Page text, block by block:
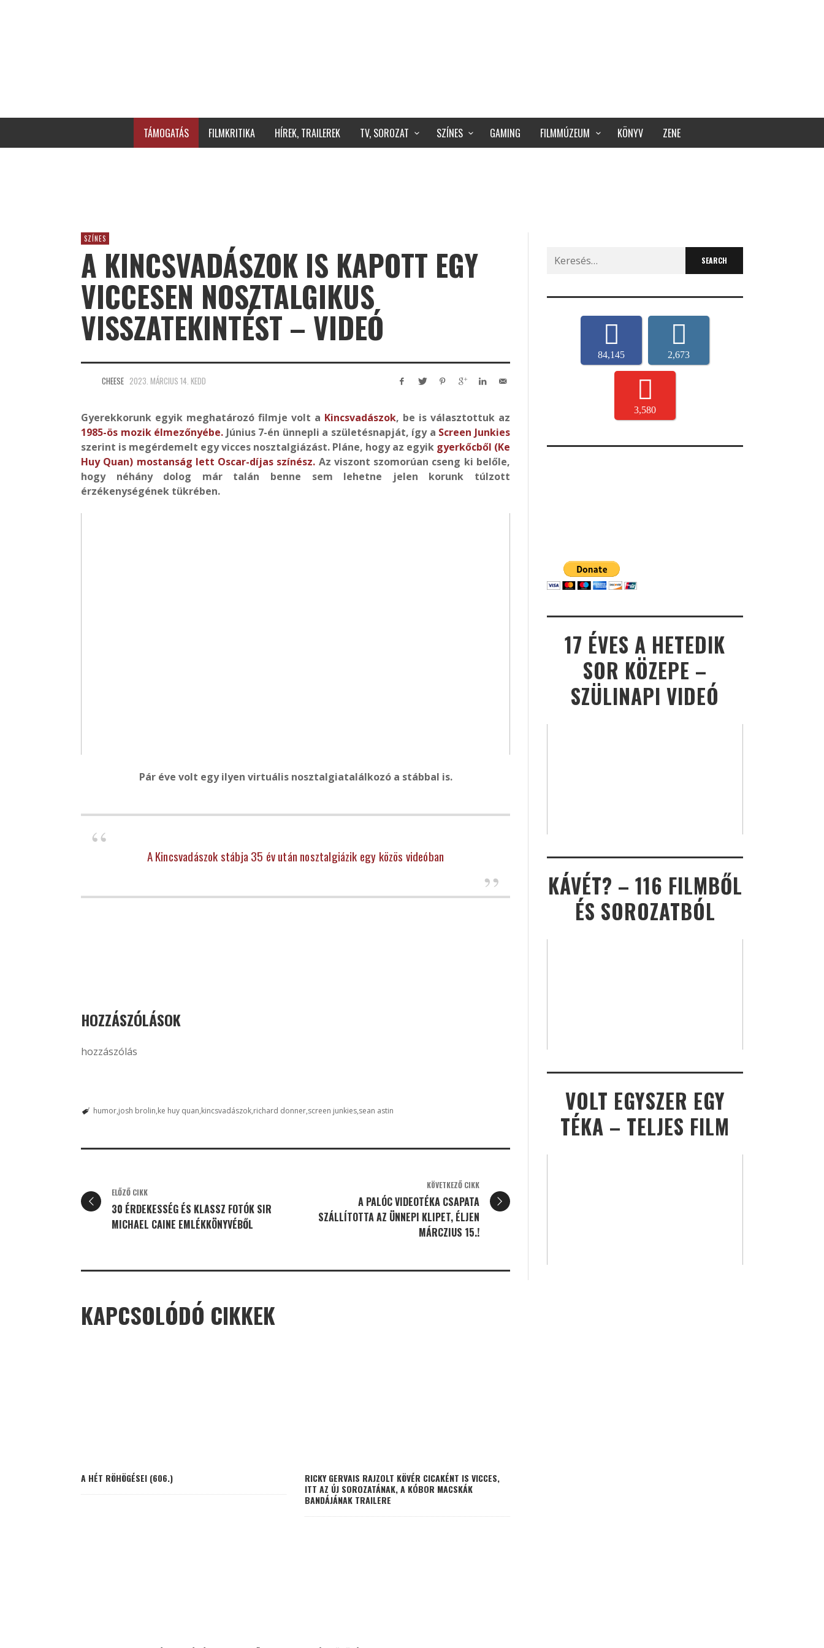
TÁMOGATÁS FILMKRITIKA HÍREK, TRAILEREK TV, SOROZAT SZÍNES GAMING FILMMÚZEUM KÖNYV ZENE
SZÍNES
A KINCSVADÁSZOK IS KAPOTT EGY
VICCESEN NOSZTALGIKUS
VISSZATEKINTÉST – VIDEÓ
CHEESE 2023. MÁRCIUS 14. KEDD
Gyerekkorunk egyik meghatározó filmje volt a Kincsvadászok, be is választottuk az
1985-ös mozik élmezőnyébe. Június 7-én ünnepli a születésnapját, így a Screen Junkies
szerint is megérdemelt egy vicces nosztalgiázást. Pláne, hogy az egyik gyerkőcből (Ke
Huy Quan) mostanság lett Oscar-díjas színész. Az viszont szomorúan cseng ki belőle,
hogy néhány dolog már talán benne sem lehetne jelen korunk túlzott
érzékenységének tükrében.
Pár éve volt egy ilyen virtuális nosztalgiatalálkozó a stábbal is.
A Kincsvadászok stábja 35 év után nosztalgiázik egy közös videóban
HOZZÁSZÓLÁSOK
hozzászólás
humor josh brolin ke huy quan kincsvadászok richard donner screen junkies sean astin
ELŐZŐ CIKK
30 ÉRDEKESSÉG ÉS KLASSZ FOTÓK SIR
MICHAEL CAINE EMLÉKKÖNYVÉBŐL
KÖVETKEZŐ CIKK
A PALÓC VIDEOTÉKA CSAPATA
SZÁLLÍTOTTA AZ ÜNNEPI KLIPET, ÉLJEN
MÁRCZIUS 15.!
KAPCSOLÓDÓ CIKKEK
A HÉT RÖHÖGÉSEI (606.)
RICKY GERVAIS RAJZOLT KÖVÉR CICAKÉNT IS VICCES,
ITT AZ ÚJ SOROZATÁNAK, A KÓBOR MACSKÁK
BANDÁJÁNAK TRAILERE
Search
for:
84,145 2,673
3,580
17 ÉVES A HETEDIK
SOR KÖZEPE –
SZÜLINAPI VIDEÓ
KÁVÉT? – 116 FILMBŐL
ÉS SOROZATBÓL
VOLT EGYSZER EGY
TÉKA – TELJES FILM